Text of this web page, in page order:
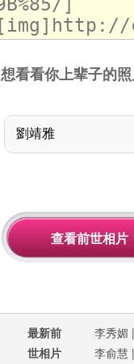
想看看你上辈子的
最新前
世相片
李秀媚
李俞慧